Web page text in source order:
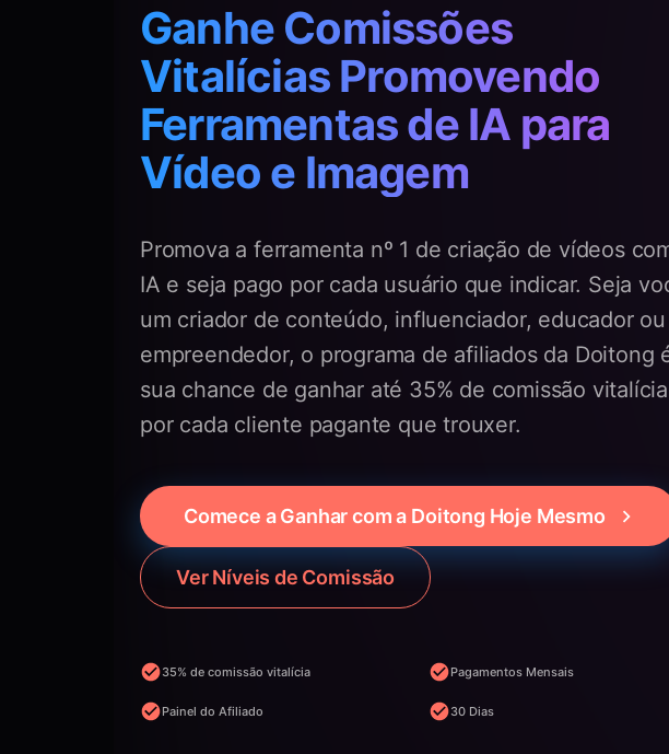
Ganhe Comissões
Vitalícias Promovendo
Ferramentas de IA para
Vídeo e Imagem
Promova a ferramenta nº 1 de criação de vídeos
IA e seja pago por cada usuário que indicar. Seja
um criador de conteúdo, influenciador, educador ou
empreendedor, o programa de afiliados da Doitong
sua chance de ganhar até 35% de comissão vitalícia
por cada cliente pagante que trouxer.
Comece a Ganhar com a Doitong Hoje Mesmo
Ver Níveis de Comissão
35% de comissão vitalícia Pagamentos Mensais
Painel do Afiliado 30 Dias